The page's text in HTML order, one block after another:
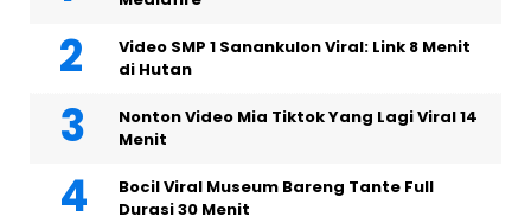
Video SMP 1 Sanankulon Viral: Link 8 Menit
di Hutan
Nonton Video Mia Tiktok Yang Lagi Viral 14
Menit
Bocil Viral Museum Bareng Tante Full
Durasi 30 Menit